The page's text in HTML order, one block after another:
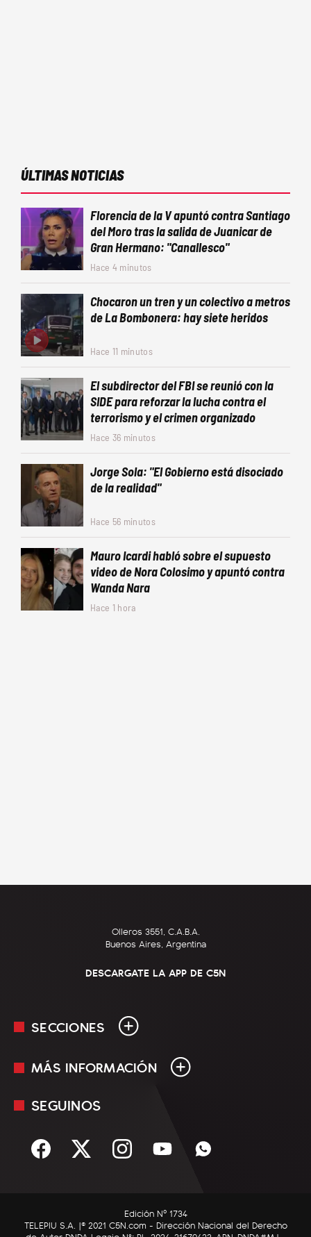
ÚLTIMAS NOTICIAS
Florencia de la V apuntó contra Santiago
del Moro tras la salida de Juanicar de
Gran Hermano: "Canallesco"
Hace 4 minutos
Chocaron un tren y un colectivo a metros
de La Bombonera: hay siete heridos
Hace 11 minutos
El subdirector del FBI se reunió con la
SIDE para reforzar la lucha contra el
terrorismo y el crimen organizado
Hace 36 minutos
Jorge Sola: "El Gobierno está disociado
de la realidad"
Hace 56 minutos
Mauro Icardi habló sobre el supuesto
video de Nora Colosimo y apuntó contra
Wanda Nara
Hace 1 hora
Olleros 3551, C.A.B.A.
Buenos Aires, Argentina
DESCARGATE LA APP DE C5N
SECCIONES
En Vivo
Sociedad
C5N Autos
MÁS INFORMACIÓN
Mediakit
Términos y condiciones
SEGUINOS
Edición Nº 1734
TELEPIU S.A. |© 2021 C5N.com - Dirección Nacional del Derecho